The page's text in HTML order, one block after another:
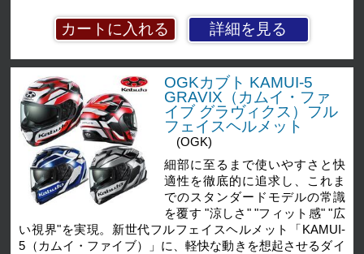
詳細を見る
OGKカブト KAMUI-5
GRAVIX（カムイ・ファ
イブ グラヴィクス）フル
フェイスヘルメット
(OGK)
細部に至るまで使いやすさと快
適性を徹底的に追求し、これま
でのスタンダードモデルの常識
を覆す "涼しさ" "フィット感" "広
い視界"を実現。新世代フルフェイスヘルメット「KAMUI-
5（カムイ・ファイブ）」に、軽快な動きを想起させるダイ